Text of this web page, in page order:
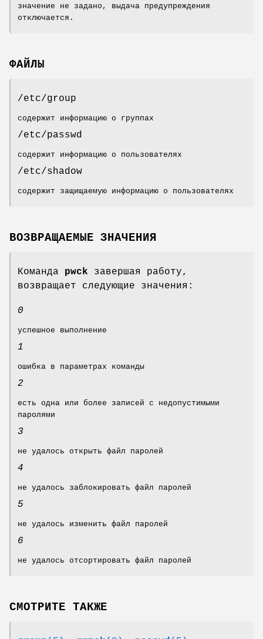
значение не задано, выдача предупреждения
отключается.
ФАЙЛЫ
/etc/group
содержит информацию о группах
/etc/passwd
содержит информацию о пользователях
/etc/shadow
содержит защищаемую информацию о пользователях
ВОЗВРАЩАЕМЫЕ ЗНАЧЕНИЯ
Команда pwck завершая работу,
возвращает следующие значения:
0
успешное выполнение
1
ошибка в параметрах команды
2
есть одна или более записей с недопустимыми
паролями
3
не удалось открыть файл паролей
4
не удалось заблокировать файл паролей
5
не удалось изменить файл паролей
6
не удалось отсортировать файл паролей
СМОТРИТЕ ТАКЖЕ